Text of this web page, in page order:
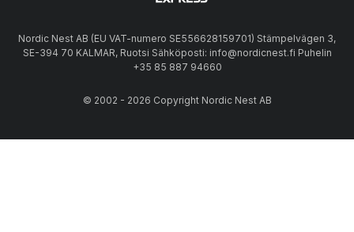
Nordic Nest AB (EU VAT-numero SE556628159701) Stämpelvägen 3,
SE-394 70 KALMAR, Ruotsi Sähköposti: info@nordicnest.fi Puhelin
+35 85 887 94660
© 2002 - 2026 Copyright Nordic Nest AB